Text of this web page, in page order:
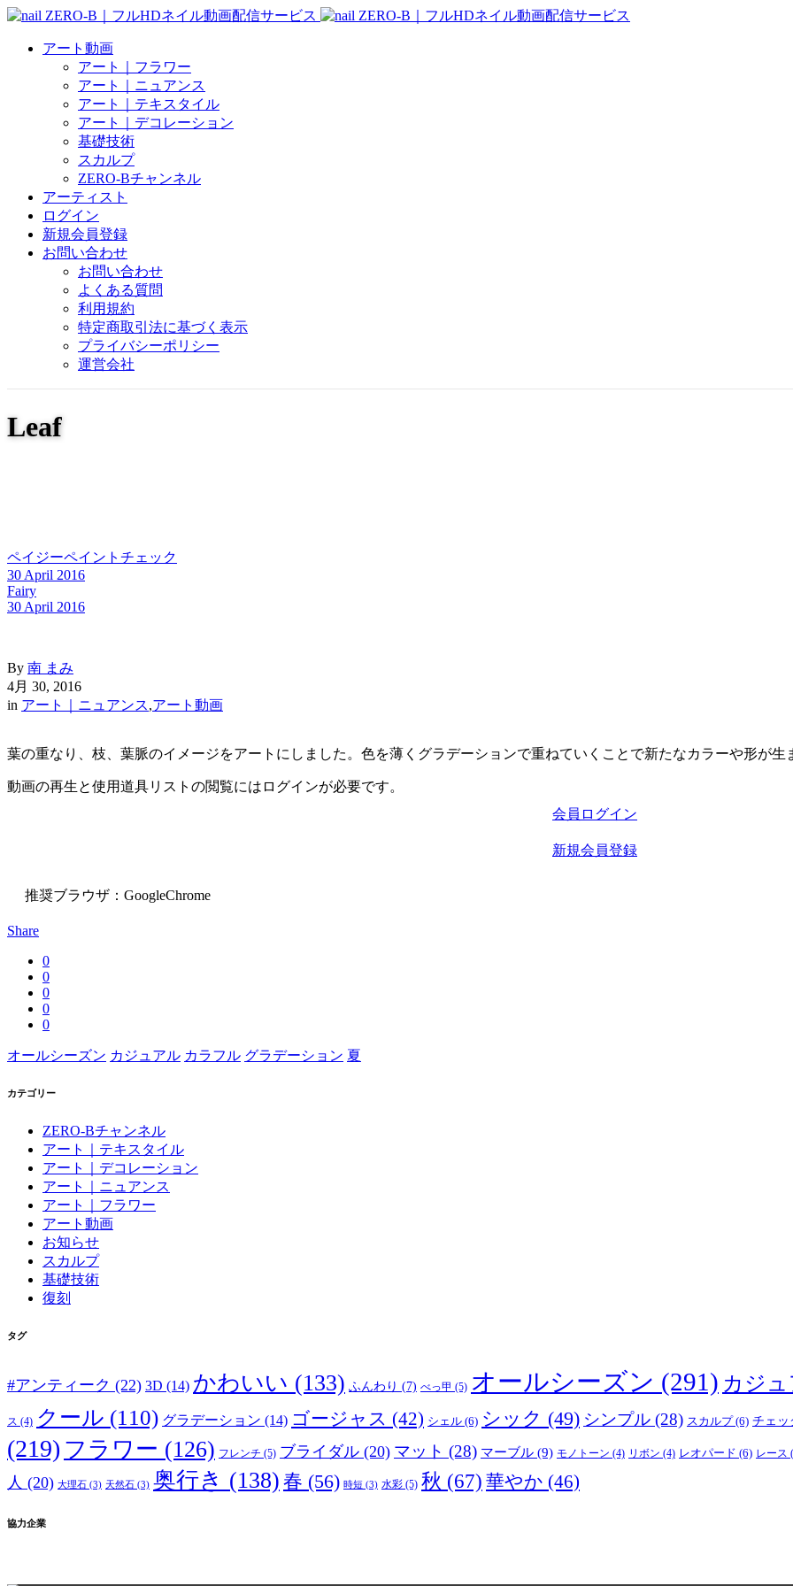
アート動画
アート｜フラワー
アート｜ニュアンス
アート｜テキスタイル
アート｜デコレーション
基礎技術
スカルプ
ZERO-Bチャンネル
アーティスト
ログイン
新規会員登録
お問い合わせ
お問い合わせ
よくある質問
利用規約
特定商取引法に基づく表示
プライバシーポリシー
運営会社
Leaf
ペイジーペイントチェック
30 April 2016
Fairy
30 April 2016
By 南 まみ
4月 30, 2016
in アート｜ニュアンス,アート動画
葉の重なり、枝、葉脈のイメージをアートにしました。色を薄くグラデーションで重ねていくことで新たなカラーや形が生
動画の再生と使用道具リストの閲覧にはログインが必要です。
会員ログイン
新規会員登録
推奨ブラウザ：GoogleChrome
Share
0
0
0
0
0
オールシーズン カジュアル カラフル グラデーション 夏
カテゴリー
ZERO-Bチャンネル
アート｜テキスタイル
アート｜デコレーション
アート｜ニュアンス
アート｜フラワー
アート動画
お知らせ
スカルプ
基礎技術
復刻
タグ
#アンティーク (22) 3D (14) かわいい (133) ふんわり (7) べっ甲 (5) オールシーズン (291) カジ
ス (4) クール (110) グラデーション (14) ゴージャス (42) シェル (6) シック (49) シンプル (28) スカルプ(6) チェッ
(219) フラワー (126) フレンチ (5) ブライダル (20) マット (28) マーブル (9) モノトーン (4) リボン (4) レオパード (6) レース
人 (20) 大理石 (3) 天然石 (3) 奥行き (138) 春 (56) 時短 (3) 水彩 (5) 秋 (67) 華やか (46)
協力企業